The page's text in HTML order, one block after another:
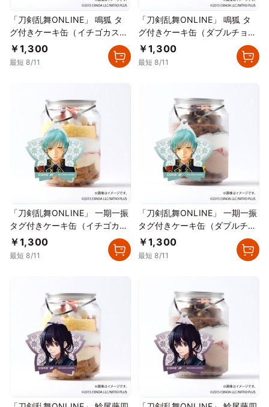
「刀剣乱舞ONLINE」 鳴狐 タ
グ付きケーキ缶（イチゴカスタ
ード）
￥1,300
最短 8/11
「刀剣乱舞ONLINE」 鳴狐 タ
グ付きケーキ缶（ダブルチョコ
レート）
￥1,300
最短 8/11
「刀剣乱舞ONLINE」 一期一振
タグ付きケーキ缶（イチゴカス
タード）
￥1,300
最短 8/11
「刀剣乱舞ONLINE」 一期一振
タグ付きケーキ缶（ダブルチョ
コレート）
￥1,300
最短 8/11